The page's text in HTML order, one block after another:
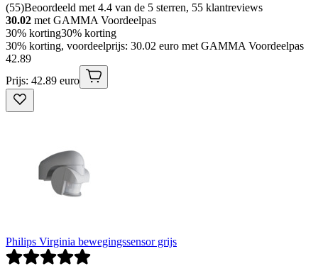
(55)Beoordeeld met 4.4 van de 5 sterren, 55 klantreviews
30.02 met GAMMA Voordeelpas
30% korting30% korting
30% korting, voordeelprijs: 30.02 euro met GAMMA Voordeelpas
42.89
Prijs: 42.89 euro
Philips Virginia bewegingssensor grijs